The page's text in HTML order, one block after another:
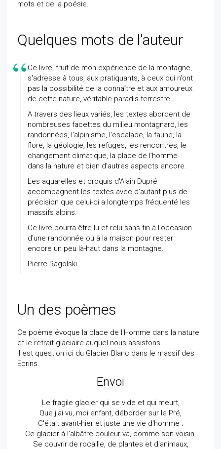
mots et de la poésie.
Quelques mots de l'auteur
Ce livre, fruit de mon expérience de la montagne,
s'adresse à tous, aux pratiquants, à ceux qui n'ont
pas la possibilité de la connaître et aux amoureux
de cette nature, véritable paradis terrestre.
A travers des lieux variés, les textes abordent de
nombreuses facettes du milieu montagnard, les
randonnées, l'alpinisme, l'escalade, la faune, la
flore, la géologie, les refuges, les rencontres, le
changement climatique, la place de l'homme
dans la nature et bien d'autres aspects encore.
Les aquarelles et croquis d'Alain Dupré
accompagnent les textes avec d'autant plus de
précision que celui-ci a longtemps fréquenté les
massifs alpins.
Ce livre pourra être lu et relu sans fin à l'occasion
d'une randonnée ou à la maison pour rester
encore un peu là-haut dans la montagne.
Pierre Ragolski
Un des poèmes
Ce poème évoque la place de l'Homme dans la nature
et le retrait glaciaire auquel nous assistons.
Il est question ici du Glacier Blanc dans le massif des
Ecrins.
Envoi
Le fragile glacier qui se vide et qui meurt,
Que j'ai vu, moi enfant, déborder sur le Pré,
C'était avant-hier et juste une vie d'homme ;
Ce glacier à l'albâtre couleur va, comme son voisin,
Se couvrir de rocaille, de plantes et d'animaux,